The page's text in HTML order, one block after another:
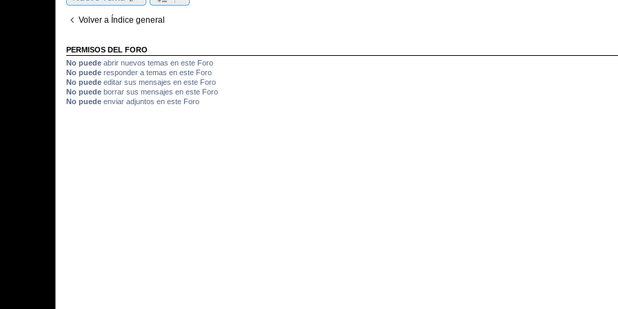
Volver a Índice general
PERMISOS DEL FORO
No puede abrir nuevos temas en este Foro
No puede responder a temas en este Foro
No puede editar sus mensajes en este Foro
No puede borrar sus mensajes en este Foro
No puede enviar adjuntos en este Foro